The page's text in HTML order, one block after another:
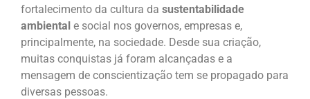
fortalecimento da cultura da sustentabilidade
ambiental e social nos governos, empresas e,
principalmente, na sociedade. Desde sua criação,
muitas conquistas já foram alcançadas e a
mensagem de conscientização tem se propagado para
diversas pessoas.